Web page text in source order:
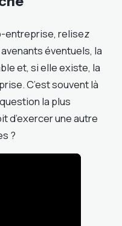
entreprise, relisez
avenants éventuels, la
et, si elle existe, la
C’est souvent là
la plus
d’exercer une autre
?